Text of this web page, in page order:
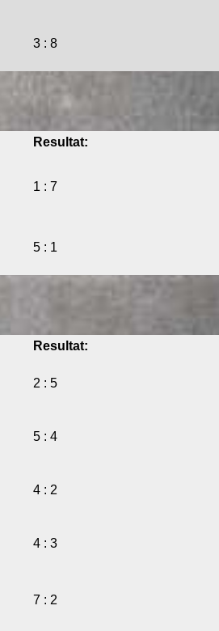
3 : 8
Resultat:
1 : 7
5 : 1
Resultat:
2 : 5
5 : 4
4 : 2
4 : 3
7 : 2